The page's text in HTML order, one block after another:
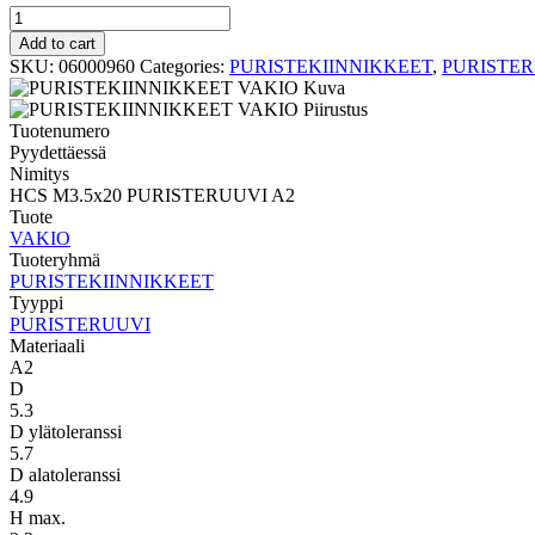
PURISTERUUVI
VAKIO
HCS
M3.5x20
PURISTERUUVI
A2
quantity
Add to cart
SKU: 06000960 Categories: PURISTEKIINNIKKEET,
Tuotenumero
Pyydettäessä
Nimitys
HCS M3.5x20 PURISTERUUVI A2
Tuote
VAKIO
Tuoteryhmä
PURISTEKIINNIKKEET
Tyyppi
PURISTERUUVI
Materiaali
A2
D
5.3
D ylätoleranssi
5.7
D alatoleranssi
4.9
H max.